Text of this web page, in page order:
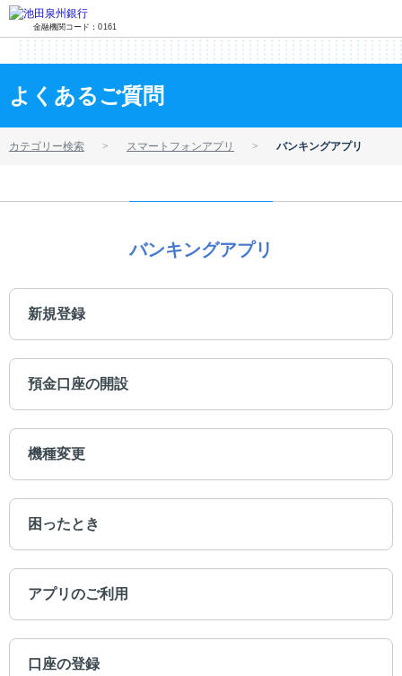
金融機関コード：0161
よくあるご質問
カテゴリー検索 スマートフォンアプリ バンキングアプリ
バンキングアプリ
新規登録
預金口座の開設
機種変更
困ったとき
アプリのご利用
口座の登録